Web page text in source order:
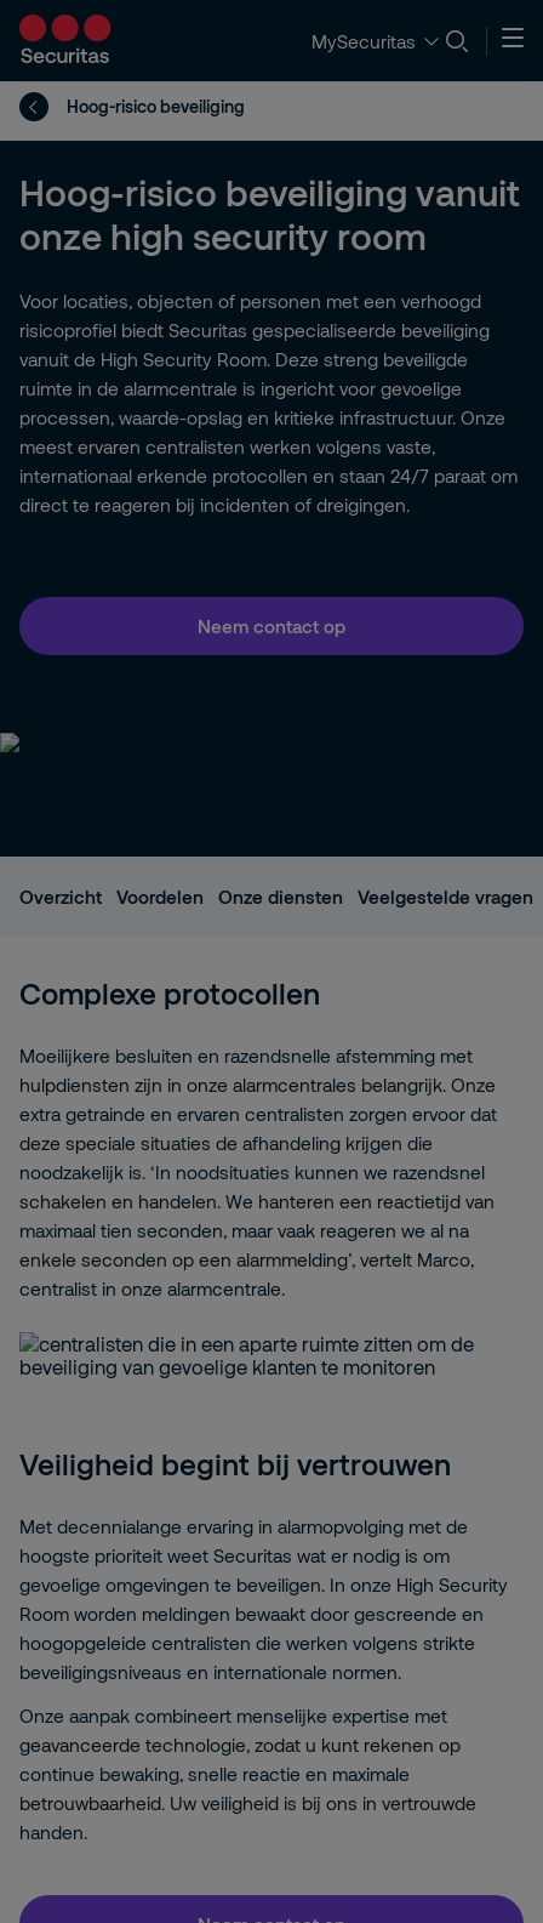
MySecuritas
Hoog-risico beveiliging
Hoog-risico beveiliging vanuit
onze high security room
Voor locaties, objecten of personen met een verhoogd
risicoprofiel biedt Securitas gespecialiseerde beveiliging
vanuit de High Security Room. Deze streng beveiligde
ruimte in de alarmcentrale is ingericht voor gevoelige
processen, waarde-opslag en kritieke infrastructuur. Onze
meest ervaren centralisten werken volgens vaste,
internationaal erkende protocollen en staan 24/7 paraat om
direct te reageren bij incidenten of dreigingen.
Neem contact op
Overzicht Voordelen Onze diensten Veelgestelde vragen
Complexe protocollen
Moeilijkere besluiten en razendsnelle afstemming met
hulpdiensten zijn in onze alarmcentrales belangrijk. Onze
extra getrainde en ervaren centralisten zorgen ervoor dat
deze speciale situaties de afhandeling krijgen die
noodzakelijk is. ‘In noodsituaties kunnen we razendsnel
schakelen en handelen. We hanteren een reactietijd van
maximaal tien seconden, maar vaak reageren we al na
enkele seconden op een alarmmelding’, vertelt Marco,
centralist in onze alarmcentrale.
Veiligheid begint bij vertrouwen
Met decennialange ervaring in alarmopvolging met de
hoogste prioriteit weet Securitas wat er nodig is om
gevoelige omgevingen te beveiligen. In onze High Security
Room worden meldingen bewaakt door gescreende en
hoogopgeleide centralisten die werken volgens strikte
beveiligingsniveaus en internationale normen.
Onze aanpak combineert menselijke expertise met
geavanceerde technologie, zodat u kunt rekenen op
continue bewaking, snelle reactie en maximale
betrouwbaarheid. Uw veiligheid is bij ons in vertrouwde
handen.